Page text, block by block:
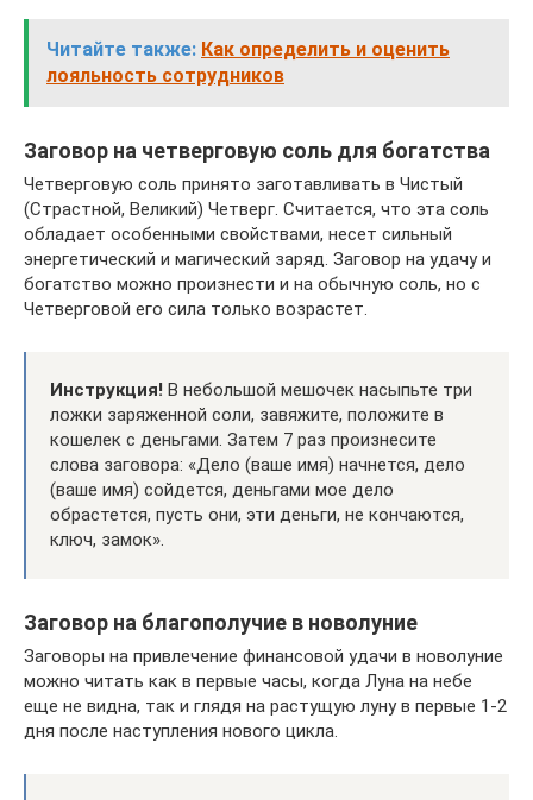
Читайте также: Как определить и оценить
лояльность сотрудников
Заговор на четверговую соль для богатства
Четверговую соль принято заготавливать в Чистый
(Страстной, Великий) Четверг. Считается, что эта соль
обладает особенными свойствами, несет сильный
энергетический и магический заряд. Заговор на удачу и
богатство можно произнести и на обычную соль, но с
Четверговой его сила только возрастет.
Инструкция! В небольшой мешочек насыпьте три
ложки заряженной соли, завяжите, положите в
кошелек с деньгами. Затем 7 раз произнесите
слова заговора: «Дело (ваше имя) начнется, дело
(ваше имя) сойдется, деньгами мое дело
обрастется, пусть они, эти деньги, не кончаются,
ключ, замок».
Заговор на благополучие в новолуние
Заговоры на привлечение финансовой удачи в новолуние
можно читать как в первые часы, когда Луна на небе
еще не видна, так и глядя на растущую луну в первые 1-2
дня после наступления нового цикла.